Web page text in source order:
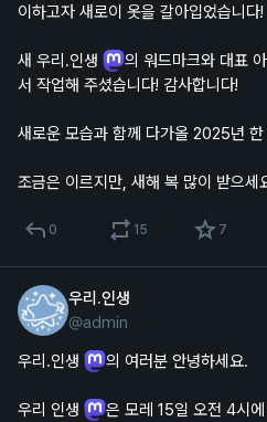
이하고자 새로이 옷을 갈아입었습니다!
새 우리.인생 의 워드마크와 대표
서 작업해 주셨습니다! 감사합니다!
새로운 모습과 함께 다가올 2025년 한
조금은 이르지만, 새해 복 많이 받으세
0 15 7
우리.인생
@admin
우리.인생
의 여러분 안녕하세요.
우리 인생 은 모레 15일 오전 4시에